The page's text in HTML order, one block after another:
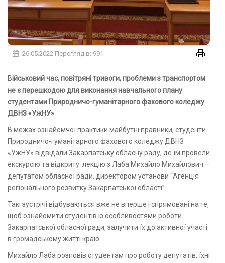
26.05.2022 Переглядів: 991
Військовий час, повітряні тривоги, проблеми з транспортом
не є перешкодою для виконання навчального плану
студентами Природничо-гуманітарного фахового коледжу
ДВНЗ «УжНУ»
В межах ознайомчої практики майбутні правники, студенти
Природничо-гуманітарного фахового коледжу ДВНЗ
«УжНУ» відвідали Закарпатську обласну раду, де їм провели
екскурсію та відкриту лекцію з Лаба Михайло Михайлович –
депутатом обласної ради, директором установи “Агенція
регіонального розвитку Закарпатської області”.
Такі зустрічі відбуваються вже не вперше і спрямовані на те,
щоб ознайомити студентів із особливостями роботи
Закарпатської обласної ради, залучити їх до активної участі
в громадському житті краю.
Михайло Лаба розповів студентам про роботу депутатів, їхні